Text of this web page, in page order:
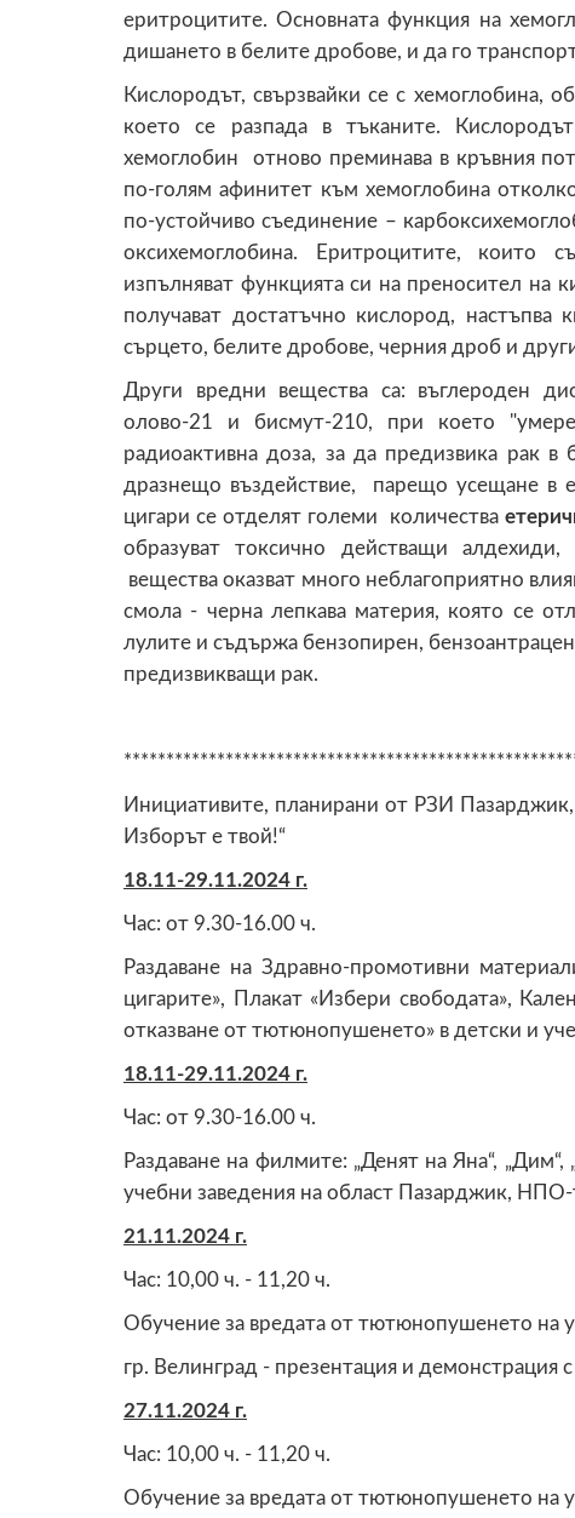
еритроцитите. Основната функция на
дишането в белите дробове, и да го
Кислородът, свързвайки се с хемоглобина,
което се разпада в тъканите.
хемоглобин отново преминава в кръвния
по-голям афинитет към хемоглобина
по-устойчиво съединение –
оксихемоглобина. Еритроцитите, които
изпълняват функцията си на преносител на
получават достатъчно кислород, настъпва
сърцето, белите дробове, черния дроб и
Други вредни вещества са: въглероден
олово-21 и бисмут-210, при което
радиоактивна доза, за да предизвика рак
дразнещо въздействие, парещо усещане в
цигари се отделят големи количества
образуват токсично действащи
вещества оказват много неблагоприятно
смола - черна лепкава материя, която се
лулите и съдържа бензопирен,
предизвикващи рак.
Инициативите, планирани от РЗИ
Изборът е твой!“
18.11-29.11.2024 г.
Час: от 9.30-16.00 ч.
Раздаване на Здравно-промотивни
цигарите», Плакат «Избери свободата»,
отказване от тютюнопушенето» в детски и
18.11-29.11.2024 г.
Час: от 9.30-16.00 ч.
Раздаване на филмите: „Денят на Яна“,
учебни заведения на област Пазарджик, НПО-
21.11.2024 г.
Час: 10,00 ч. - 11,20 ч.
Обучение за вредата от тютюнопушенето на
гр. Велинград - презентация и демонстрация
27.11.2024 г.
Час: 10,00 ч. - 11,20 ч.
Обучение за вредата от тютюнопушенето на